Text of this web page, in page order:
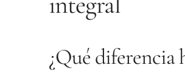
¿Qué diferencia